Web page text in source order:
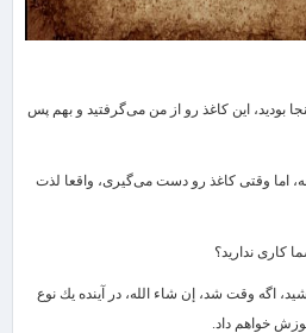
بودید، این كاغذ رو از من می‌گرفتید و بهم پس
وقتی كاغذ رو دست می‌گیری، واقعا لذت
كاری ندارید؟
اگه وقت شد، إن شاء الله، در آینده یك نوع
خواهم داد.